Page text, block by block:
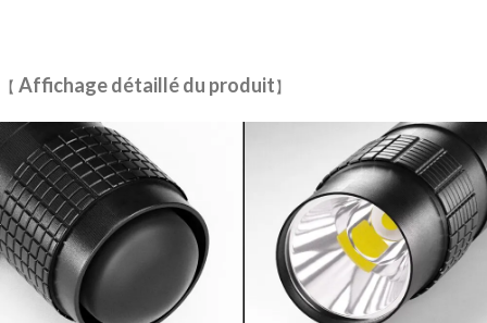
【 Affichage détaillé du produit】